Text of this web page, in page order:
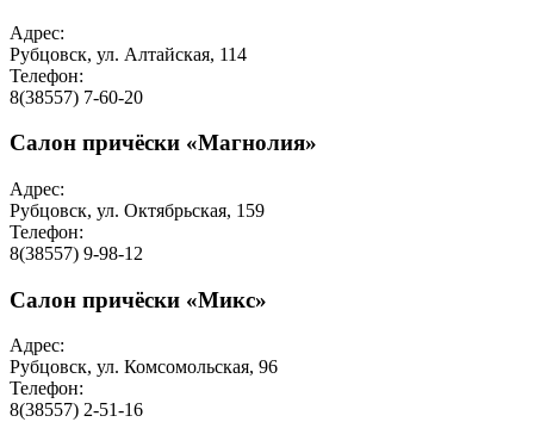
Адрес:
Рубцовск, ул. Алтайская, 114
Телефон:
8(38557) 7-60-20
Салон причёски «Магнолия»
Адрес:
Рубцовск, ул. Октябрьская, 159
Телефон:
8(38557) 9-98-12
Салон причёски «Микс»
Адрес:
Рубцовск, ул. Комсомольская, 96
Телефон:
8(38557) 2-51-16